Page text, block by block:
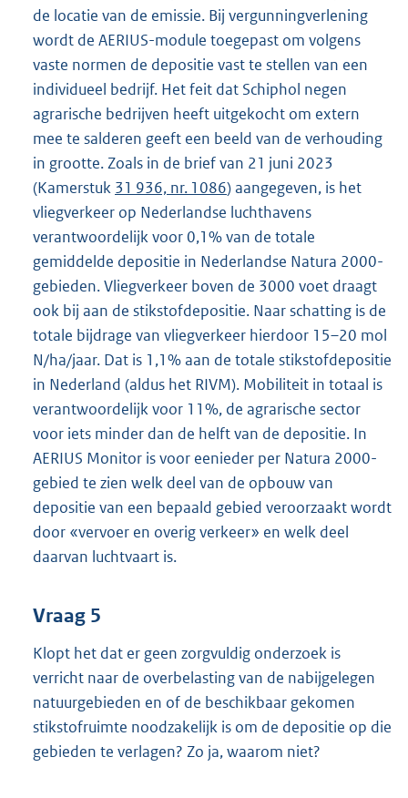
de locatie van de emissie. Bij vergunningverlening
wordt de AERIUS-module toegepast om volgens
vaste normen de depositie vast te stellen van een
individueel bedrijf. Het feit dat Schiphol negen
agrarische bedrijven heeft uitgekocht om extern
mee te salderen geeft een beeld van de verhouding
in grootte. Zoals in de brief van 21 juni 2023
(Kamerstuk 31 936, nr. 1086) aangegeven, is het
vliegverkeer op Nederlandse luchthavens
verantwoordelijk voor 0,1% van de totale
gemiddelde depositie in Nederlandse Natura 2000-
gebieden. Vliegverkeer boven de 3000 voet draagt
ook bij aan de stikstofdepositie. Naar schatting is de
totale bijdrage van vliegverkeer hierdoor 15–20 mol
N/ha/jaar. Dat is 1,1% aan de totale stikstofdepositie
in Nederland (aldus het RIVM). Mobiliteit in totaal is
verantwoordelijk voor 11%, de agrarische sector
voor iets minder dan de helft van de depositie. In
AERIUS Monitor is voor eenieder per Natura 2000-
gebied te zien welk deel van de opbouw van
depositie van een bepaald gebied veroorzaakt wordt
door «vervoer en overig verkeer» en welk deel
daarvan luchtvaart is.
Vraag 5
Klopt het dat er geen zorgvuldig onderzoek is
verricht naar de overbelasting van de nabijgelegen
natuurgebieden en of de beschikbaar gekomen
stikstofruimte noodzakelijk is om de depositie op die
gebieden te verlagen? Zo ja, waarom niet?